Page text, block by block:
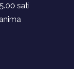
sati